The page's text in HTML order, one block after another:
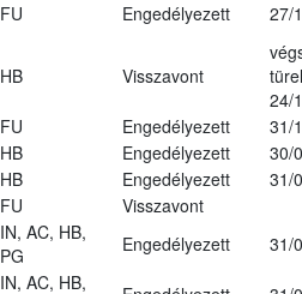
FU Engedélyezett 27/
HB Visszavont
24/
FU Engedélyezett
31/
HB Engedélyezett
30/
HB Engedélyezett
31/
FU
Visszavont
IN, AC, HB,
PG
Engedélyezett
31/
IN, AC, HB,